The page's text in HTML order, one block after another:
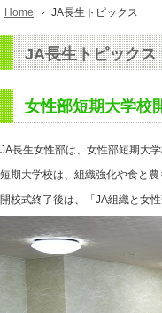
Home JA長生トピックス
JA長生トピックス
女性部短期大学校
JA長生女性部は、女性部短期大
短期大学校は、組織強化や食と
開校式終了後は、「JA組織と女